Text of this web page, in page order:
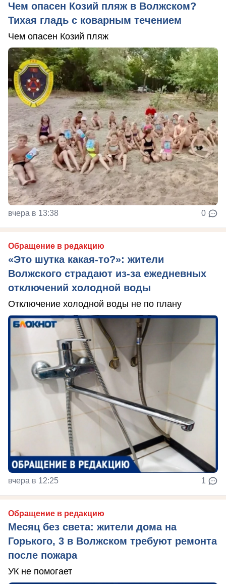
Чем опасен Козий пляж в Волжском?
Тихая гладь с коварным течением
Чем опасен Козий пляж
вчера в 13:38 0
Обращение в редакцию
«Это шутка какая-то?»: жители
Волжского страдают из‑за ежедневных
отключений холодной воды
Отключение холодной воды не по плану
вчера в 12:25 1
Обращение в редакцию
Месяц без света: жители дома на
Горького, 3 в Волжском требуют ремонта
после пожара
УК не помогает